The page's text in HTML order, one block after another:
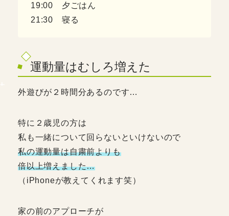
19:00 夕ごはん
21:30 寝る
運動量はむしろ増えた
外遊びが２時間分あるのです…
特に２歳児の方は
私も一緒について回らないといけないので
私の運動量は自粛前よりも
倍以上増えました…
（iPhoneが教えてくれます笑）
家の前のアプローチが